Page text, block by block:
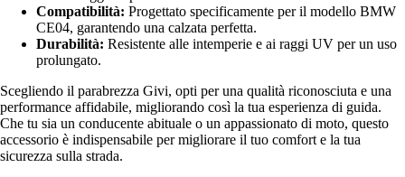
Compatibilità: Progettato specificamente per il modello BMW
CE04, garantendo una calzata perfetta.
Durabilità: Resistente alle intemperie e ai raggi UV per un uso
prolungato.
Scegliendo il parabrezza Givi, opti per una qualità riconosciuta e una
performance affidabile, migliorando così la tua esperienza di guida.
Che tu sia un conducente abituale o un appassionato di moto, questo
accessorio è indispensabile per migliorare il tuo comfort e la tua
sicurezza sulla strada.